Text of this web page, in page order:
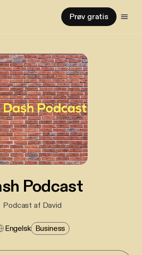
Prøv gratis
Podcast
Podcast af David
Engelsk Business